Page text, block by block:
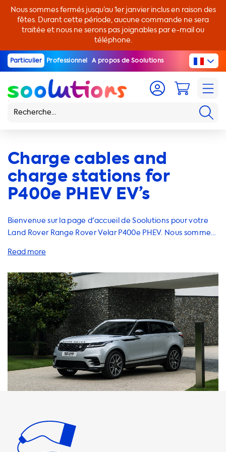
Nous sommes fermés jusqu’au 1er janvier inclus en raison des
fêtes. Durant cette période, aucune commande ne sera
traitée et nous ne serons pas joignables par e-mail ou
téléphone.
Particulier Professionnel A propos de Soolutions
Charge cables and
charge stations for
P400e PHEV EV’s
Bienvenue sur la page d'accueil de Soolutions pour votre
Land Rover Range Rover Velar P400e PHEV. Nous sommes
conduite électrique en fournissant des solutions de
adaptateurs et des accessoires de qualité supérieure. Il est
important de noter que la vitesse de charge maximale sur
les stations de charge AC est déterminée par la voiture et
ne peut pas être dépassée. Pour votre véhicule, la vitesse
de charge maximale est de 7,4 kW avec une phase de 32 A.
Si vous utilisez un produit qui peut charger avec plus de kW
que votre voiture, votre voiture ne pourra pas être
chargée à la vitesse de charge de ce produit. Nous
recommandons des produits où la vitesse de charge est
égale à la vitesse de charge maximale de votre voiture.
charger plus rapidement. Chez Soolutions, nous offrons
une gamme de produits pour répondre à vos besoins de